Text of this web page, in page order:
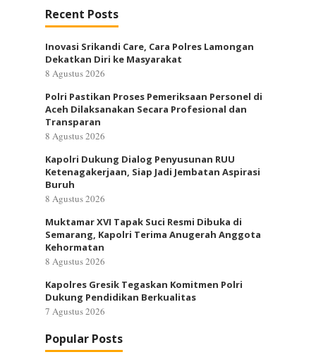
Recent Posts
Inovasi Srikandi Care, Cara Polres Lamongan
Dekatkan Diri ke Masyarakat
8 Agustus 2026
Polri Pastikan Proses Pemeriksaan Personel di
Aceh Dilaksanakan Secara Profesional dan
Transparan
8 Agustus 2026
Kapolri Dukung Dialog Penyusunan RUU
Ketenagakerjaan, Siap Jadi Jembatan Aspirasi
Buruh
8 Agustus 2026
Muktamar XVI Tapak Suci Resmi Dibuka di
Semarang, Kapolri Terima Anugerah Anggota
Kehormatan
8 Agustus 2026
Kapolres Gresik Tegaskan Komitmen Polri
Dukung Pendidikan Berkualitas
7 Agustus 2026
Popular Posts